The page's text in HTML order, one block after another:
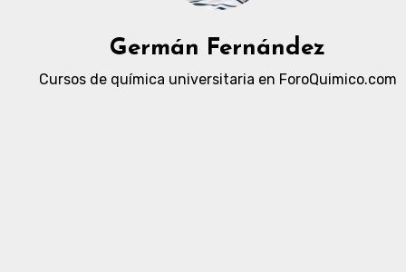
Germán Fernández
Cursos de química universitaria en ForoQuimico.com